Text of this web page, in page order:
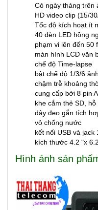
Có ngày tháng trên
HD video clip (15/
Tốc độ kích hoạt ít
40 đèn LED hồng
phạm vi lên đến 50
màn hình LCD văn
chế độ Time-lapse
bật chế độ 1/3/6
chậm trễ khoảng
cung cấp bởi 8 pin
khe cắm thẻ SD,
dây đeo gắn tích
vỏ chống nước
kết nối USB và jack
kích thước 4.2 "x
Hình ảnh sản